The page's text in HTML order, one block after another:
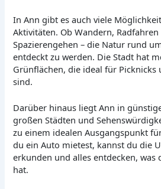
In Ann gibt es auch viele
Aktivitäten. Ob Wandern,
Spazierengehen – die Natur rund
entdeckt zu werden. Die Stadt hat
Grünflächen, die ideal für Picknicks
sind.
Darüber hinaus liegt Ann in
großen Städten und
zu einem idealen Ausgangspunkt
du ein Auto mietest, kannst du die
erkunden und alles entdecken, was
hat.